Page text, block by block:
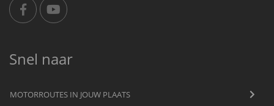
Snel naar
MOTORROUTES IN JOUW PLAATS